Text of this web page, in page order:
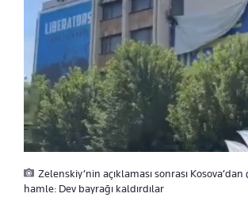
Zelenskiy’nin açıklaması sonrası
hamle: Dev bayrağı kaldırdılar